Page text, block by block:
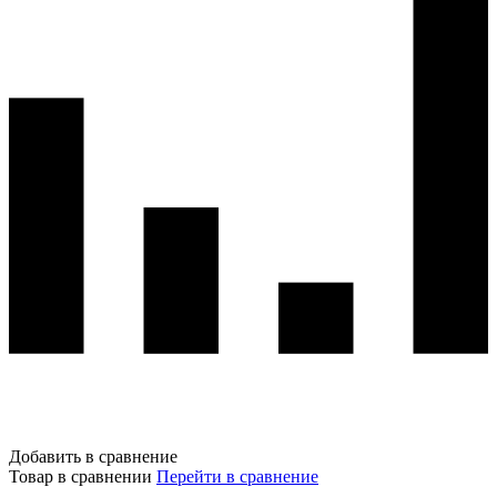
Добавить в сравнение
Товар в сравнении Перейти в сравнение